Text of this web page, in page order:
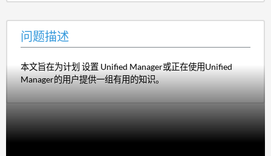
问题描述
本文旨在为计划 设置 Unified Manager或正在使用Unified
Manager的用户提供一组有用的知识。